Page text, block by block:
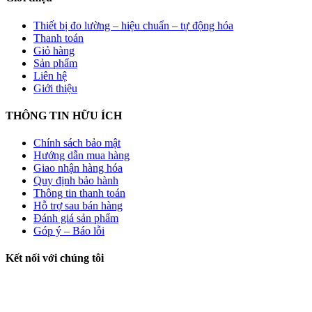
Thiết bị đo lường – hiệu chuẩn – tự động hóa
Thanh toán
Giỏ hàng
Sản phẩm
Liên hệ
Giới thiệu
THÔNG TIN HỮU ÍCH
Chính sách bảo mật
Hướng dẫn mua hàng
Giao nhận hàng hóa
Quy định bảo hành
Thông tin thanh toán
Hỗ trợ sau bán hàng
Đánh giá sản phẩm
Góp ý – Báo lỗi
Kết nối với chúng tôi